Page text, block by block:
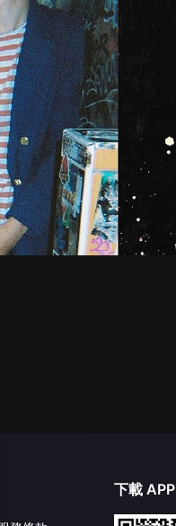
下載 APP